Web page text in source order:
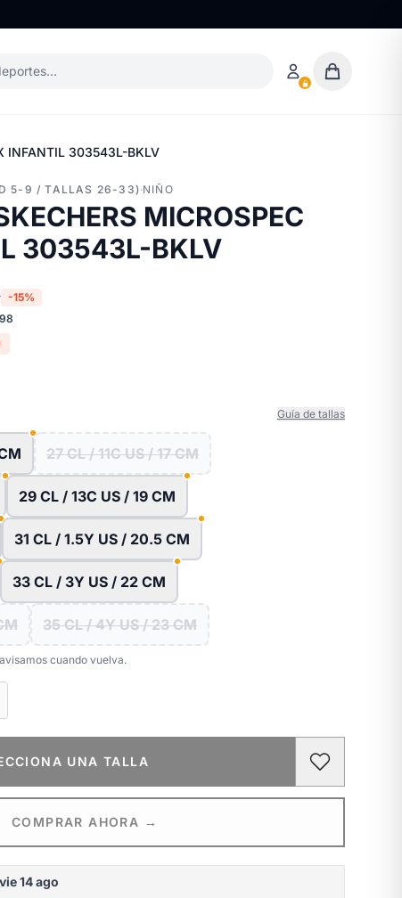
INFANTIL 303543L-BKLV
5-9 / TALLAS 26-33)·NIÑO
MICROSPEC
303543L-BKLV
-15%
Guía de tallas
27 CL / 11C US / 17 CM
29 CL / 13C US / 19 CM
31 CL / 1.5Y US / 20.5 CM
33 CL / 3Y US / 22 CM
35 CL / 4Y US / 23 CM
cuando vuelva.
UNA TALLA
COMPRAR AHORA →
vie 14 ago